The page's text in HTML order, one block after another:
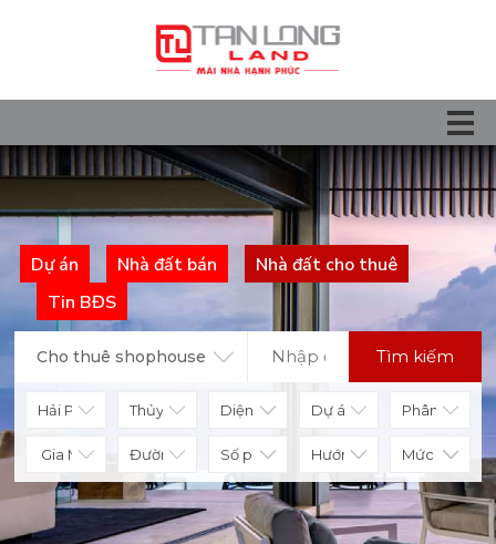
Dự án Nhà đất bán
Nhà đất cho thuê
Tin BĐS
Cho thuê shophouse Tìm kiếm
Diện tích
Số phòng Hướng nhà Mức giá